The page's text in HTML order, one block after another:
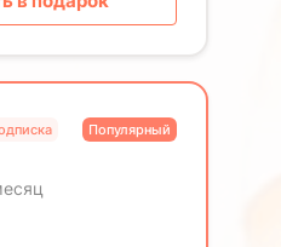
Популярный